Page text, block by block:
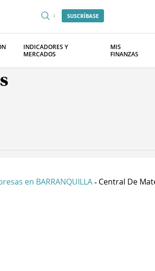
SUSCRÍBASE
INDICADORES Y
MERCADOS
MIS
FINANZAS
en BARRANQUILLA - Central De